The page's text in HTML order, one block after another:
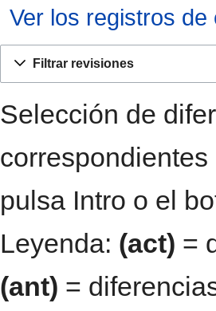
Ver los registros de
navegación
búsqueda
Filtrar revisiones
Selección de
pulsa Intro o el
Leyenda: (act) =
(ant) =